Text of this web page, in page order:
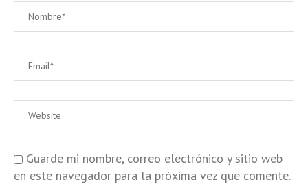
Guarde mi nombre, correo electrónico y sitio web
en este navegador para la próxima vez que comente.